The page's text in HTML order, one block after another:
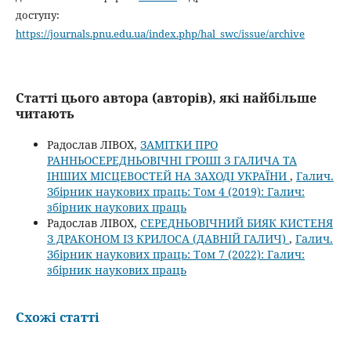
доступу:
https://journals.pnu.edu.ua/index.php/hal_swc/issue/archive
Статті цього автора (авторів), які найбільше
читають
Радослав ЛІВОХ, ЗАМІТКИ ПРО
РАННЬОСЕРЕДНЬОВІЧНІ ГРОШІ З ГАЛИЧА ТА
ІНШИХ МІСЦЕВОСТЕЙ НА ЗАХОДІ УКРАЇНИ , Галич.
Збірник наукових праць: Том 4 (2019): Галич:
збірник наукових праць
Радослав ЛІВОХ, СЕРЕДНЬОВІЧНИЙ БИЯК КИСТЕНЯ
З ДРАКОНОМ ІЗ КРИЛОСА (ДАВНІЙ ГАЛИЧ) , Галич.
Збірник наукових праць: Том 7 (2022): Галич:
збірник наукових праць
Схожі статті